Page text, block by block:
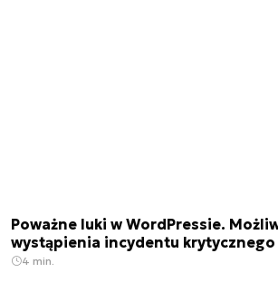
Poważne luki w WordPressie.
wystąpienia incydentu krytycznego
4 min.